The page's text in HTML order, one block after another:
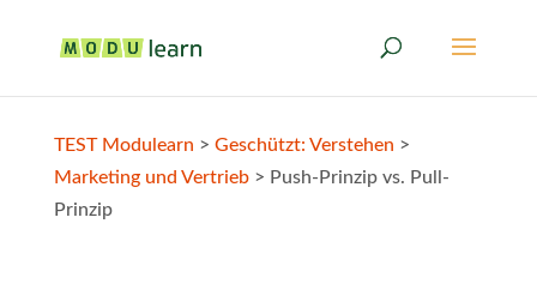
TEST Modulearn > Geschützt: Verstehen >
Marketing und Vertrieb> Push-Prinzip vs. Pull-
Prinzip